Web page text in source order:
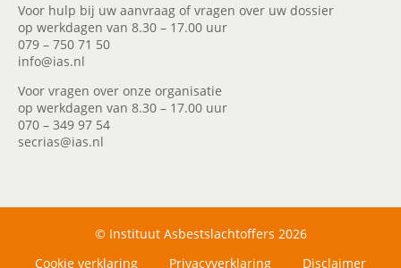
Voor hulp bij uw aanvraag of vragen over uw dossier
op werkdagen van 8.30 – 17.00 uur
079 – 750 71 50
info@ias.nl
Voor vragen over onze organisatie
op werkdagen van 8.30 – 17.00 uur
070 – 349 97 54
secrias@ias.nl
© Instituut Asbestslachtoffers 2026
Cookie verklaring
Privacyverklaring Disclaimer